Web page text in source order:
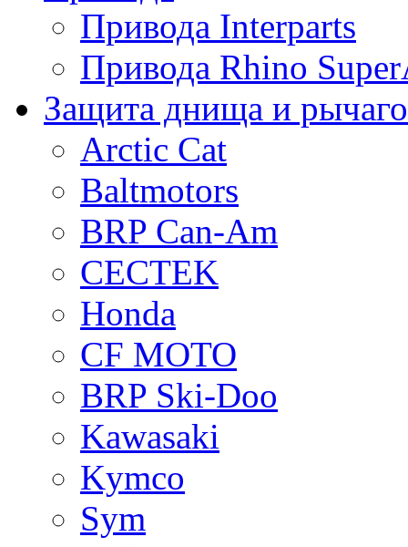
Привода Interparts
Привода Rhino
Защита днища и
Arctic Cat
Baltmotors
BRP Can-Am
CECTEK
Honda
CF MOTO
BRP Ski-Doo
Kawasaki
Kymco
Sym